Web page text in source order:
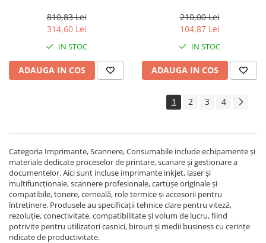
810,83 Lei
314,60 Lei
IN STOC
ADAUGA IN COS
210,00 Lei
104,87 Lei
IN STOC
ADAUGA IN COS
1 2 3 4
Categoria Imprimante, Scannere, Consumabile include echipamente și
materiale dedicate proceselor de printare, scanare și gestionare a
documentelor. Aici sunt incluse imprimante inkjet, laser și
multifuncționale, scannere profesionale, cartușe originale și
compatibile, tonere, cerneală, role termice și accesorii pentru
întreținere. Produsele au specificații tehnice clare pentru viteză,
rezoluție, conectivitate, compatibilitate și volum de lucru, fiind
potrivite pentru utilizatori casnici, birouri și medii business cu cerințe
ridicate de productivitate.